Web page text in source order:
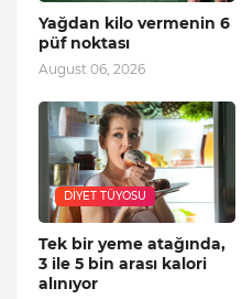
Yağdan kilo vermenin 6
püf noktası
August 06, 2026
DIYET TÜYOSU
Tek bir yeme atağında,
3 ile 5 bin arası kalori
alınıyor